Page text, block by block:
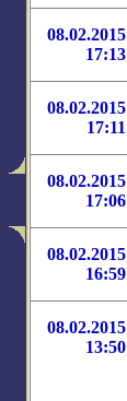
08.02.2015
17:13
08.02.2015
17:11
08.02.2015
17:06
08.02.2015
16:59
08.02.2015
13:50